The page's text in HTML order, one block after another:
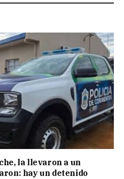
la llevaron a un
hay un detenido